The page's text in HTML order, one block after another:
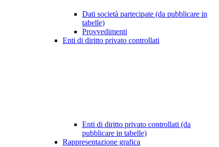
Dati società partecipate (da pubblicare in
tabelle)
Provvedimenti
Enti di diritto privato controllati
Enti di diritto privato controllati (da
pubblicare in tabelle)
Rappresentazione grafica